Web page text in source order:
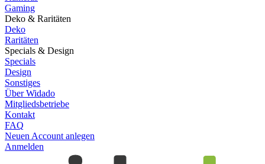
Gaming
Deko & Raritäten
Deko
Raritäten
Specials & Design
Specials
Design
Sonstiges
Über Widado
Mitgliedsbetriebe
Kontakt
FAQ
Neuen Account anlegen
Anmelden